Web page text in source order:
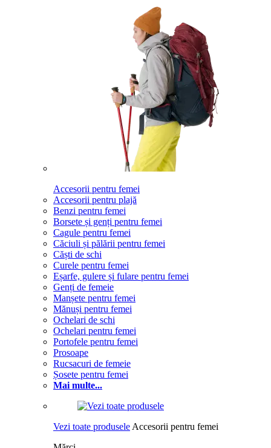
Accesorii pentru femei
Accesorii pentru plajă
Benzi pentru femei
Borsete și genți pentru femei
Cagule pentru femei
Căciuli și pălării pentru femei
Căști de schi
Curele pentru femei
Eșarfe, gulere și fulare pentru femei
Genți de femeie
Manșete pentru femei
Mănuși pentru femei
Ochelari de schi
Ochelari pentru femei
Portofele pentru femei
Prosoape
Rucsacuri de femeie
Șosete pentru femei
Mai multe...
Vezi toate produsele Accesorii pentru femei